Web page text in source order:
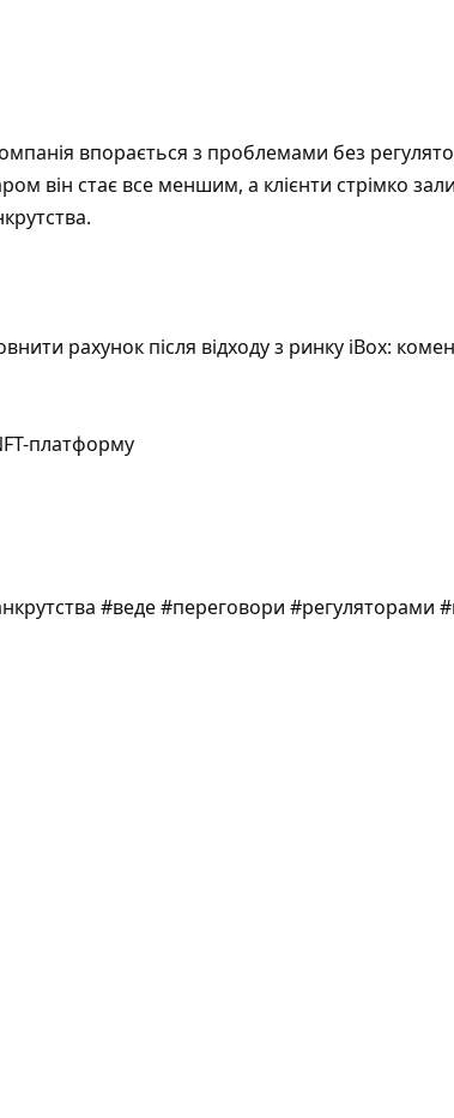
впорається з проблемами без
він стає все меншим, а клієнти стрімко
рахунок після відходу з ринку іВох:
платформу
#веде #переговори #регуляторами